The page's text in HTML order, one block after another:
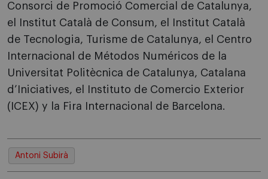
Consorci de Promoció Comercial de Catalunya,
el Institut Català de Consum, el Institut Català
de Tecnologia, Turisme de Catalunya, el Centro
Internacional de Métodos Numéricos de la
Universitat Politècnica de Catalunya, Catalana
d’Iniciatives, el Instituto de Comercio Exterior
(ICEX) y la Fira Internacional de Barcelona.
Antoni Subirà